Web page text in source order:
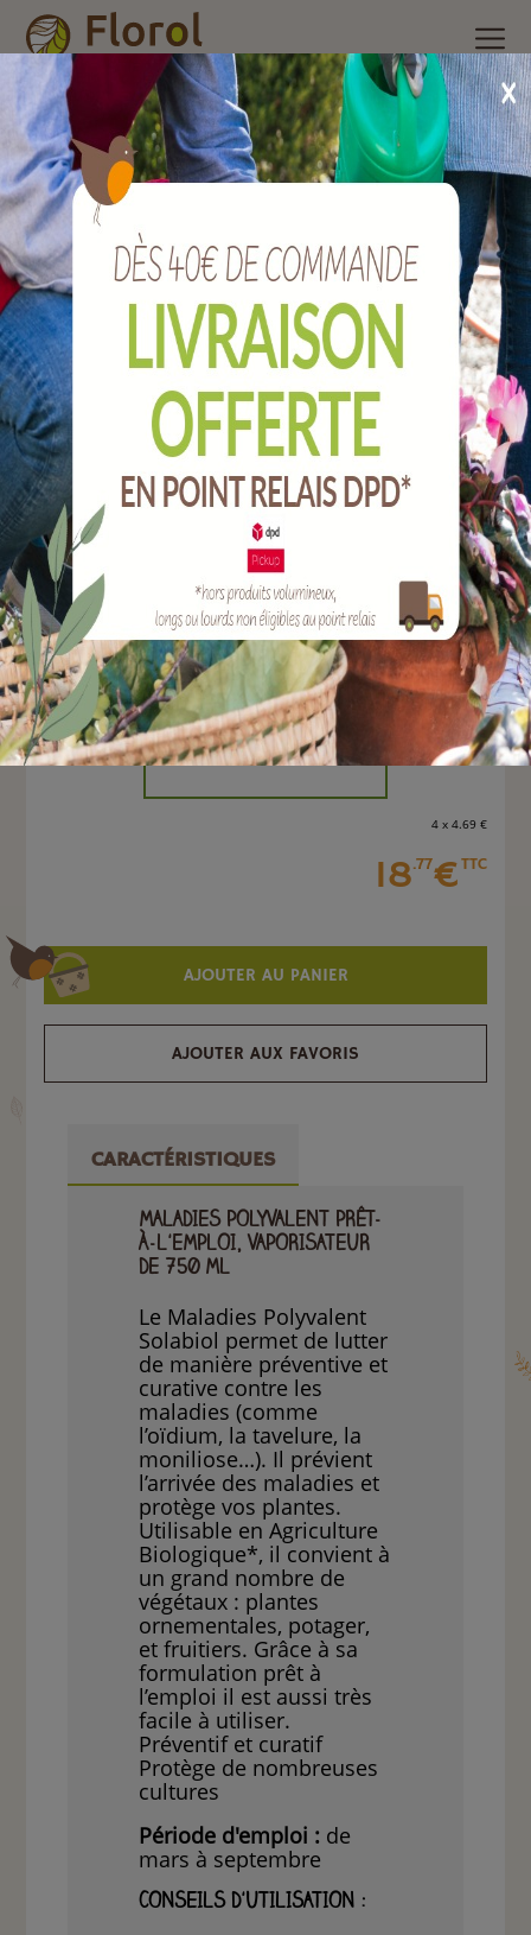
Accueil Nos produits /Engrais et produits phytosanitaire/
Soins des maladies des plantes / Maladie polyvalent prêt à
l'emploi 750 ml
Maladie polyvalent prêt à l'emploi 750 ml
Ref :
SOARMIPAL750
EAN :3664715032861
Marque :
Quantité :
Unité
-
4 x 4.69 €
18.77€TTC
AJOUTER AU PANIER
AJOUTER AUX FAVORIS
CARACTÉRISTIQUES
MALADIES POLYVALENT PRÊT-
À-L'EMPLOI, VAPORISATEUR
DE 750 ML
Le Maladies Polyvalent
Solabiol permet de lutter
de manière préventive et
curative contre les
maladies (comme
l’oïdium, la tavelure, la
moniliose…). Il prévient
l’arrivée des maladies et
protège vos plantes.
Utilisable en Agriculture
Biologique*, il convient à
un grand nombre de
végétaux : plantes
ornementales, potager,
et fruitiers. Grâce à sa
formulation prêt à
l’emploi il est aussi très
facile à utiliser.
Préventif et curatif
Protège de nombreuses
cultures
Période d'emploi : de
mars à septembre
CONSEILS D'UTILISATION :